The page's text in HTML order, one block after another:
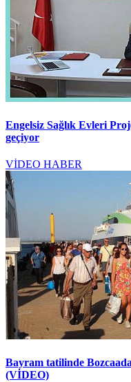
Engelsiz Sağlık Evleri
geçiyor
VİDEO HABER
Bayram tatilinde
(VİDEO)